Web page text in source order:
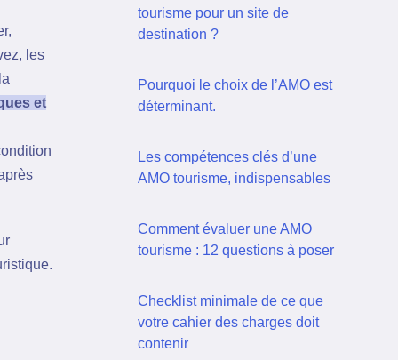
les
et
tourisme pour un site de
destination ?
Pourquoi le choix de l’AMO est
déterminant.
Les compétences clés d’une
AMO tourisme, indispensables
Comment évaluer une AMO
tourisme : 12 questions à poser
Checklist minimale de ce que
votre cahier des charges doit
contenir